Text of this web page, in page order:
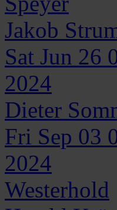
Jakob
Sat Jun 26
2024
Dieter
Fri Sep 03
2024
Westerhold